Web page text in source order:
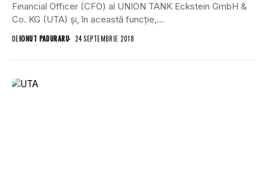
Financial Officer (CFO) al UNION TANK Eckstein GmbH &
Co. KG (UTA) și, în această funcție,...
DEIONUT PADURARU 24 SEPTEMBRIE 2018